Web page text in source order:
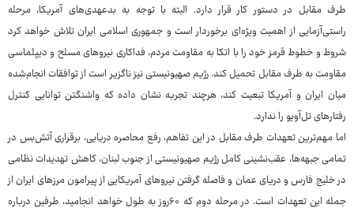
طرف مقابل در دستور کار قرار دارد. البته با توجه به بدعهدی‌های آمریکا، مرحله
راستی‌آزمایی از اهمیت ویژه‌ای برخوردار است و جمهوری اسلامی ایران تلاش خواهد کرد
شروط و خطوط قرمز خود را با اتکا به مقاومت مردم، فداکاری نیروهای مسلح و دیپلماسی
مقاومت به طرف مقابل تحمیل کند. رژیم صهیونیستی نیز ناگزیر است از توافقات انجام‌شده
میان ایران و آمریکا تبعیت کند، هرچند تجربه نشان داده که واشنگتن توانایی کنترل
رفتارهای تل‌آویو را ندارد.
اما مهم‌ترین تعهدات طرف مقابل در این تفاهم، رفع محاصره دریایی، برقراری آتش‌بس در
تمامی جبهه‌ها، عقب‌نشینی کامل رژیم صهیونیستی از جنوب لبنان، کاهش تهدیدات نظامی
در خلیج فارس و دریای عمان و فاصله گرفتن نیروهای آمریکایی از پیرامون مرزهای ایران از
جمله این تعهدات است. در مرحله دوم که ۶۰روز به طول خواهد انجامید، طرفین درباره